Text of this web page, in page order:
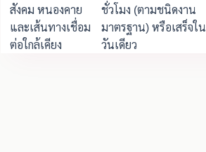
สังคม หนองคาย
และเส้นทางเชื่อม
ต่อใกล้เคียง
ชั่วโมง (ตามชนิดงาน
มาตรฐาน) หรือเสร็จใน
วันเดียว